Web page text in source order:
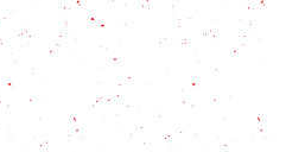
para llevar